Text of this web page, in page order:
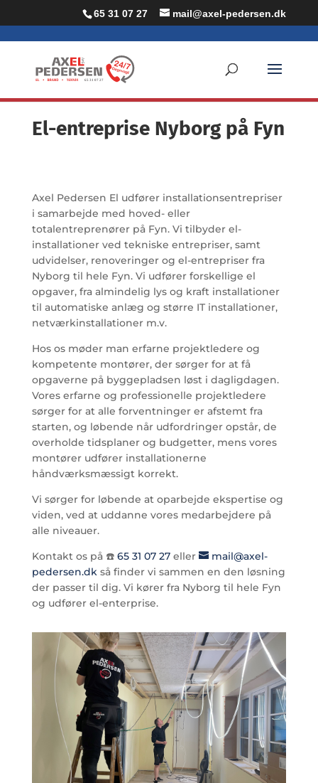
65 31 07 27 mail@axel-pedersen.dk
El-entreprise Nyborg på Fyn
Axel Pedersen El udfører installationsentrepriser
i samarbejde med hoved- eller
totalentreprenører på Fyn. Vi tilbyder el-
installationer ved tekniske entrepriser, samt
udvidelser, renoveringer og el-entrepriser fra
Nyborg til hele Fyn. Vi udfører forskellige el
opgaver, fra almindelig lys og kraft installationer
til automatiske anlæg og større IT installationer,
netværkinstallationer m.v.
Hos os møder man erfarne projektledere og
kompetente montører, der sørger for at få
opgaverne på byggepladsen løst i dagligdagen.
Vores erfarne og professionelle projektledere
sørger for at alle forventninger er afstemt fra
starten, og løbende når udfordringer opstår, de
overholde tidsplaner og budgetter, mens vores
montører udfører installationerne
håndværksmæssigt korrekt.
Vi sørger for løbende at oparbejde ekspertise og
viden, ved at uddanne vores medarbejdere på
alle niveauer.
Kontakt os på ☎️ 65 31 07 27​ eller
mail@axel-
pedersen.dkså finder vi sammen en den løsning
der passer til dig. Vi kører fra Nyborg til hele Fyn
og udfører el-enterprise.